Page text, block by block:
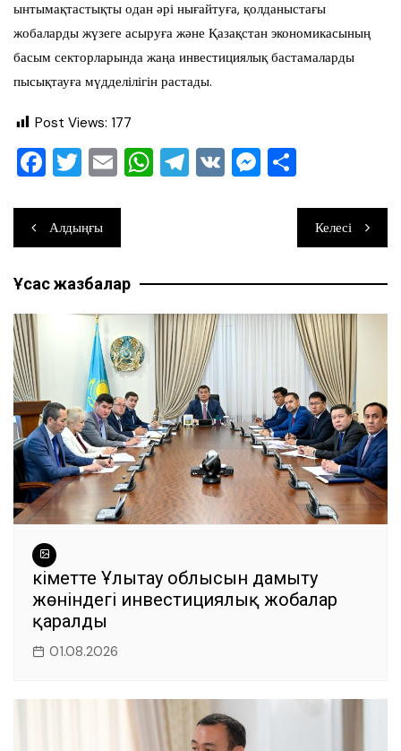
ынтымақтастықты одан әрі нығайтуға, қолданыстағы
жобаларды жүзеге асыруға және Қазақстан экономикасының
басым секторларында жаңа инвестициялық бастамаларды
пысықтауға мүдделілігін растады.
Post Views: 177
F
c
e
b
T
tt
er
E
ai
l
W
A
p
p
T
a
m
V M
n
g
er
ра
ви
ть
Навигация
по
записям
Алдыңғы Келесі
Ұқсас жазбалар
Үкіметте Ұлытау облысын дамыту
жөніндегі инвестициялық жобалар
қаралды
01.08.2026